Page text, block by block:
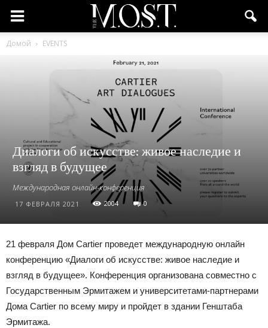
Домой EVENTS
Диалоги об искусстве: живое наследие и
взгляд в будущее
Международная онлайн-конференция
17 ФЕВРАЛЯ 2021 2004 0
21 февраля Дом Cartier проведет международную онлайн
конференцию «Диалоги об искусстве: живое наследие и
взгляд в будущее». Конференция организована совместно с
Государственным Эрмитажем и университетами-партнерами
Дома Cartier по всему миру и пройдет в здании Генштаба
Эрмитажа.